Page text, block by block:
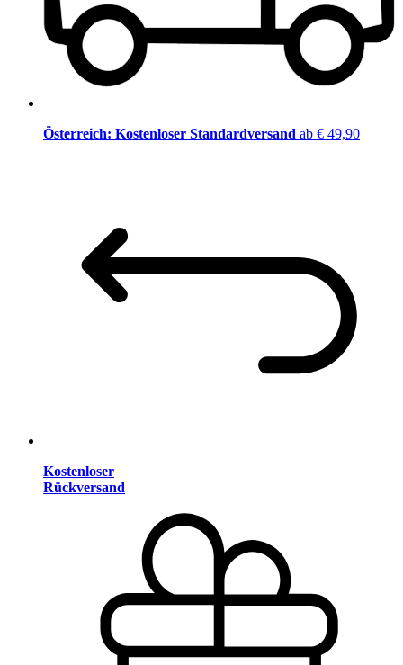
Österreich: Kostenloser Standardversand ab € 49,90
Kostenloser
Rückversand